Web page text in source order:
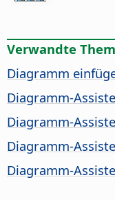
Verwandte
Diagramm
Diagramm-
Diagramm-
Diagramm-
Diagramm-